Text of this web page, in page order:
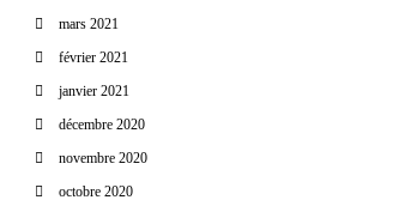
mars 2021
février 2021
janvier 2021
décembre 2020
novembre 2020
octobre 2020